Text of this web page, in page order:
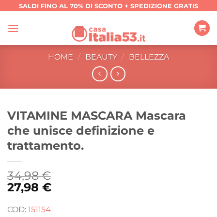
contenuti
SALDI FINO AL 70% DI SCONTO + SPEDIZIONE GRATIS
HOME / BEAUTY / BELLEZZA
VITAMINE MASCARA Mascara
che unisce definizione e
trattamento.
34,98€
27,98 €
COD: 151154